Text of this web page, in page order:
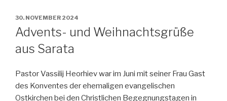
VERÖFFENTLICHT
AM
30. NOVEMBER 2024
Advents- und Weihnachtsgrüße
aus Sarata
Pastor Vassilij Heorhiev war im Juni mit seiner Frau Gast
des Konventes der ehemaligen evangelischen
Ostkirchen bei den Christlichen Begegnungstagen in